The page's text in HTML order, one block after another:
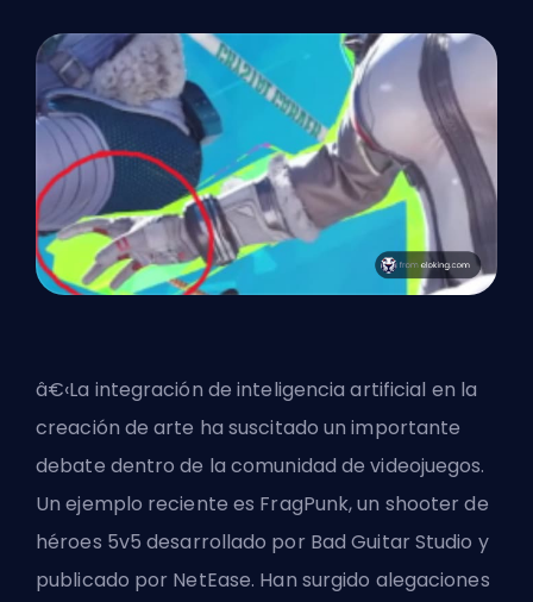
â€‹La integración de inteligencia artificial en la
creación de arte ha suscitado un importante
debate dentro de la comunidad de videojuegos.
Un ejemplo reciente es FragPunk, un shooter de
héroes 5v5 desarrollado por Bad Guitar Studio y
publicado por NetEase. Han surgido alegaciones